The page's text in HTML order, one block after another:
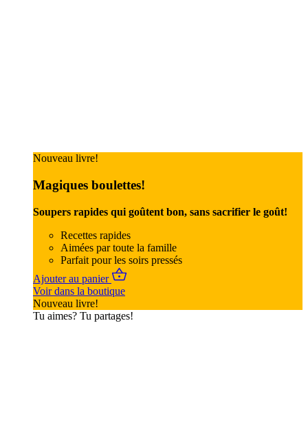
Nouveau livre!
Magiques boulettes!
Soupers rapides qui goûtent bon, sans sacrifier le goût!
Recettes rapides
Aimées par toute la famille
Parfait pour les soirs pressés
Ajouter au panier
Voir dans la boutique
Nouveau livre!
Tu aimes? Tu partages!